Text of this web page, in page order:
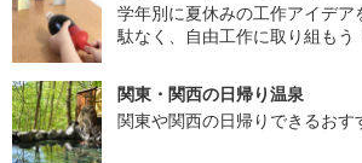
学年別に夏休みの工作アイデア
駄なく、自由工作に取り組もう
関東・関西の日帰り温泉
関東や関西の日帰りできるおす